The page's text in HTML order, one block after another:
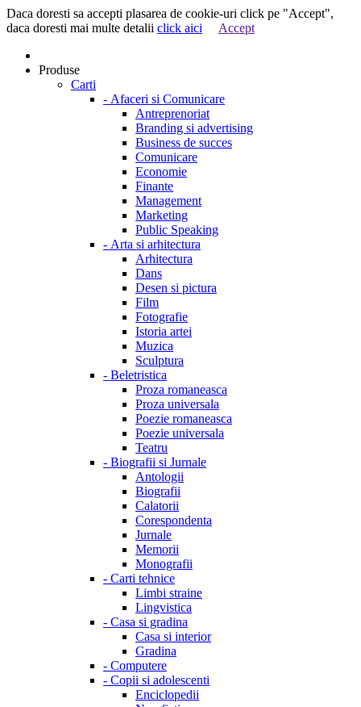
Daca doresti sa accepti plasarea de cookie-uri click pe "Accept",
daca doresti mai multe detalii click aici Accept
Produse
Carti
- Afaceri si Comunicare
Antreprenoriat
Branding si advertising
Business de succes
Comunicare
Economie
Finante
Management
Marketing
Public Speaking
- Arta si arhitectura
Arhitectura
Dans
Desen si pictura
Film
Fotografie
Istoria artei
Muzica
Sculptura
- Beletristica
Proza romaneasca
Proza universala
Poezie romaneasca
Poezie universala
Teatru
- Biografii si Jurnale
Antologii
Biografii
Calatorii
Corespondenta
Jurnale
Memorii
Monografii
- Carti tehnice
Limbi straine
Lingvistica
- Casa si gradina
Casa si interior
Gradina
- Computere
- Copii si adolescenti
Enciclopedii